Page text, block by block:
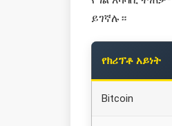
ይገኛሉ።
የክሪፕቶ አይነት
Bitcoin